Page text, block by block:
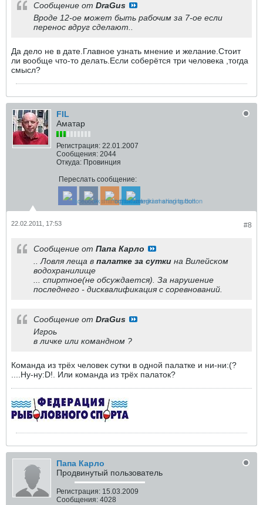
Сообщение от DraGus
Вроде 12-ое может быть рабочим за 7-ое если
перенос вдруг сделают..
Да дело не в дате.Главное узнать мнение и желание.Стоит
ли вообще что-то делать.Если соберётся три человека ,тогда
смысл?
FIL
Аматар
Регистрация: 22.01.2007
Сообщения: 2044
Откуда: Провинция
Переслать сообщение:
#8
22.02.2011, 17:53
Сообщение от Папа Карло
.. Ловля леща в палатке за сутки на Вилейском
водохранилище
... спиртное(не обсуждается). За нарушение
последнего - дисквалификация с соревнований.
Сообщение от DraGus
Игроь
в личке или командном ?
Команда из трёх человек сутки в одной палатке и ни-ни:(?
....Ну-ну:D!. Или команда из трёх палаток?
Папа Карло
Продвинутый пользователь
Регистрация: 15.03.2009
Сообщения: 4028